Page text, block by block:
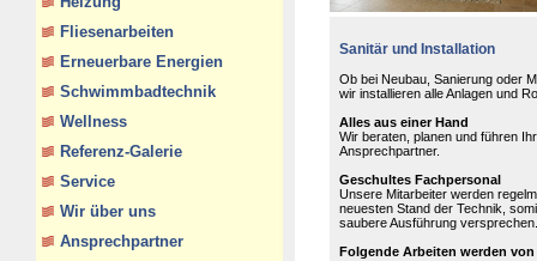
Fliesenarbeiten
Erneuerbare Energien
Schwimmbadtechnik
Wellness
Referenz-Galerie
Service
Wir über uns
Ansprechpartner
Sanitär und Installation
Ob bei Neubau, Sanierung oder
wir installieren alle Anlagen und
Alles aus einer Hand
Wir beraten, planen und führen
Ansprechpartner.
Geschultes Fachpersonal
Unsere Mitarbeiter werden
neuesten Stand der Technik,
saubere Ausführung versprechen.
Folgende Arbeiten werden